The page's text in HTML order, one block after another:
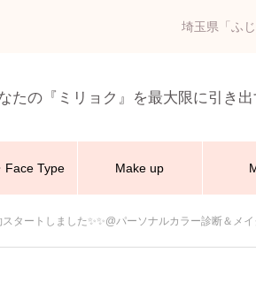
埼玉県「ふ
たの『ミリョク』を最大限に引き出
Face Type Make up
タートしました✨✨@パーソナルカラー診断＆メ